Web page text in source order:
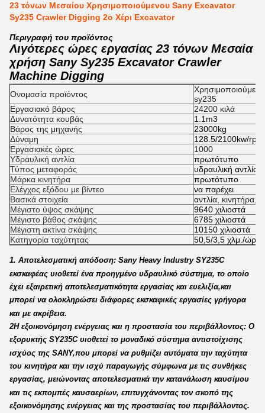
23 τόνων Μεσαίου Χρησιμοποιούμενου Sany Excavator
Sy235 Crawler Digging 2ο Χέρι Excavator
Περιγραφή του προϊόντος
Λιγότερες ώρες εργασίας 23 τόνων Μεσαία
χρήση Sany Sy235 Excavator Crawler
Machine Digging
Ονομασία προϊόντος
sy235
Εργασιακό βάρος
24200 κιλά
Δυνατότητα κουβάς
1.1m3
Βάρος της μηχανής
23000kg
Δύναμη
128.5/2100kw/rpm
Εργασιακές ώρες
1000
Υδραυλική αντλία
πρωτότυπο
Τύπος μεταφοράς
υδραυλική
Μάρκα κινητήρα
πρωτότυπο
Ελέγχος εξόδου με βίντεο
να παρέχει
Βασικά στοιχεία
αντλία, κινητήρα,
Μέγιστο ύψος σκάψης
9640 χιλιοστά
Μέγιστο βάθος σκάψης
6785 χιλιοστά
Μέγιστη ακτίνα σκάψης
10150 χιλιοστά
Κατηγορία ταχύτητας
50,5/3,5 χλμ./ώρα
1. Αποτελεσματική απόδοση: Sany Heavy Industry SY235C
εκσκαφέας υιοθετεί ένα προηγμένο υδραυλικό σύστημα, το οποίο
έχει εξαιρετική αποτελεσματικότητα εργασίας και ευελιξία,και
μπορεί να ολοκληρώσει διάφορες εκσκαφικές εργασίες γρήγορα
και με ακρίβεια.
2Η εξοικονόμηση ενέργειας και η προστασία του περιβάλλοντος: Ο
εξορυκτής SY235C υιοθετεί το μοναδικό σύστημα αντιστοίχισης
ισχύος της SANY,που μπορεί να ρυθμίζει αυτόματα την ταχύτητα
του κινητήρα και την ισχύ παραγωγής σύμφωνα με τις συνθήκες
εργασίας, μειώνοντας αποτελεσματικά την κατανάλωση καυσίμου
και τις εκπομπές καυσαερίων, επιτυγχάνοντας τον σκοπό της
εξοικονόμησης ενέργειας και της προστασίας του περιβάλλοντος.